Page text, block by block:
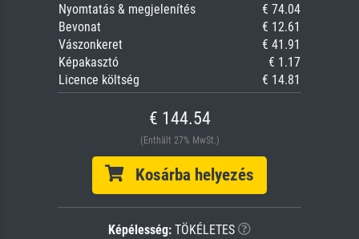
Nyomtatás & megjelenítés
€ 74.04
Bevonat
€ 12.61
Vászonkeret
€ 41.91
Képakasztó
€ 1.17
Licence költség
€ 14.81
€ 144.54
(Enthält 27% MwSt.)
Kosárba helyezés
Képélesség: TÖKÉLETES